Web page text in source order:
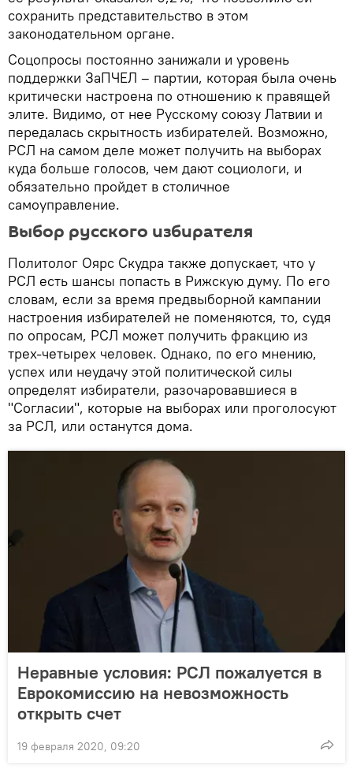
сохранить представительство в этом
законодательном органе.
Соцопросы постоянно занижали и уровень
поддержки ЗаПЧЕЛ – партии, которая была очень
критически настроена по отношению к правящей
элите. Видимо, от нее Русскому союзу Латвии и
передалась скрытность избирателей. Возможно,
РСЛ на самом деле может получить на выборах
куда больше голосов, чем дают социологи, и
обязательно пройдет в столичное
самоуправление.
Выбор русского избирателя
Политолог Оярс Скудра также допускает, что у
РСЛ есть шансы попасть в Рижскую думу. По его
словам, если за время предвыборной кампании
настроения избирателей не поменяются, то, судя
по опросам, РСЛ может получить фракцию из
трех-четырех человек. Однако, по его мнению,
успех или неудачу этой политической силы
определят избиратели, разочаровавшиеся в
"Согласии", которые на выборах или проголосуют
за РСЛ, или останутся дома.
Неравные условия: РСЛ пожалуется в
Еврокомиссию на невозможность
открыть счет
19 февраля 2020, 09:20